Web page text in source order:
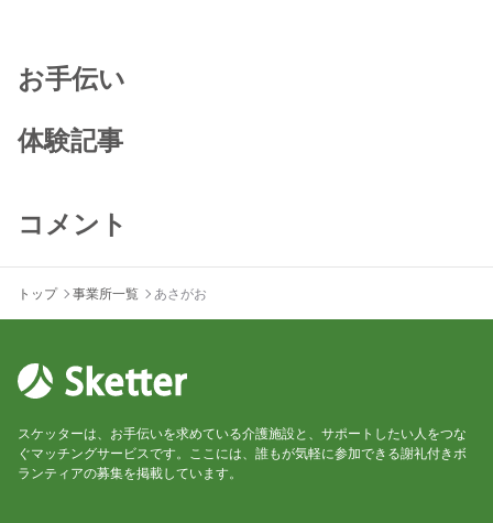
お手伝い
体験記事
コメント
トップ 事業所一覧 あさがお
スケッターは、お手伝いを求めている介護施設と、サポートしたい人をつな
ぐマッチングサービスです。ここには、誰もが気軽に参加できる謝礼付きボ
ランティアの募集を掲載しています。